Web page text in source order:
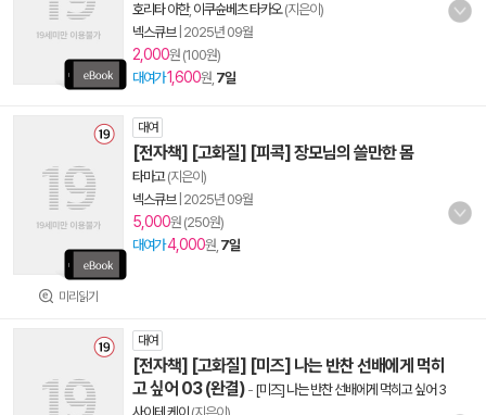
호리타 아한, 이쿠슌베츠 타카오(지은이)
넥스큐브| 2025년 09월
2,000원 (100원)
대여가1,600원, 7일
미리읽기
대여
[전자책] [고화질] [피콕] 장모님의 쓸만한 몸
타마고(지은이)
넥스큐브| 2025년 09월
5,000원 (250원)
대여가4,000원, 7일
대여
[전자책] [고화질] [미즈] 나는 반찬 선배에게 먹히
고 싶어 03 (완결) - [미즈] 나는 반찬 선배에게 먹히고 싶어 3